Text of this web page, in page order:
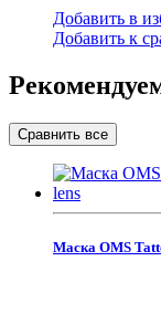
Добавить в
Добавить к
Маска OMS